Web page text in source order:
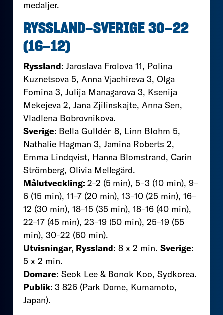
medaljer.
RYSSLAND–SVERIGE 30–22
(16–12)
Ryssland: Jaroslava Frolova 11, Polina
Kuznetsova 5, Anna Vjachireva 3, Olga
Fomina 3, Julija Managarova 3, Ksenija
Mekejeva 2, Jana Zjilinskajte, Anna Sen,
Vladlena Bobrovnikova.
Sverige: Bella Gulldén 8, Linn Blohm 5,
Nathalie Hagman 3, Jamina Roberts 2,
Emma Lindqvist, Hanna Blomstrand, Carin
Strömberg, Olivia Mellegård.
Målutveckling: 2–2 (5 min), 5–3 (10 min), 9–
6 (15 min), 11–7 (20 min), 13–10 (25 min), 16–
12 (30 min), 18–15 (35 min), 18–16 (40 min),
22–17 (45 min), 23–19 (50 min), 25–19 (55
min), 30–22 (60 min).
Utvisningar, Ryssland: 8 x 2 min. Sverige:
5 x 2 min.
Domare: Seok Lee & Bonok Koo, Sydkorea.
Publik: 3 826 (Park Dome, Kumamoto,
Japan).